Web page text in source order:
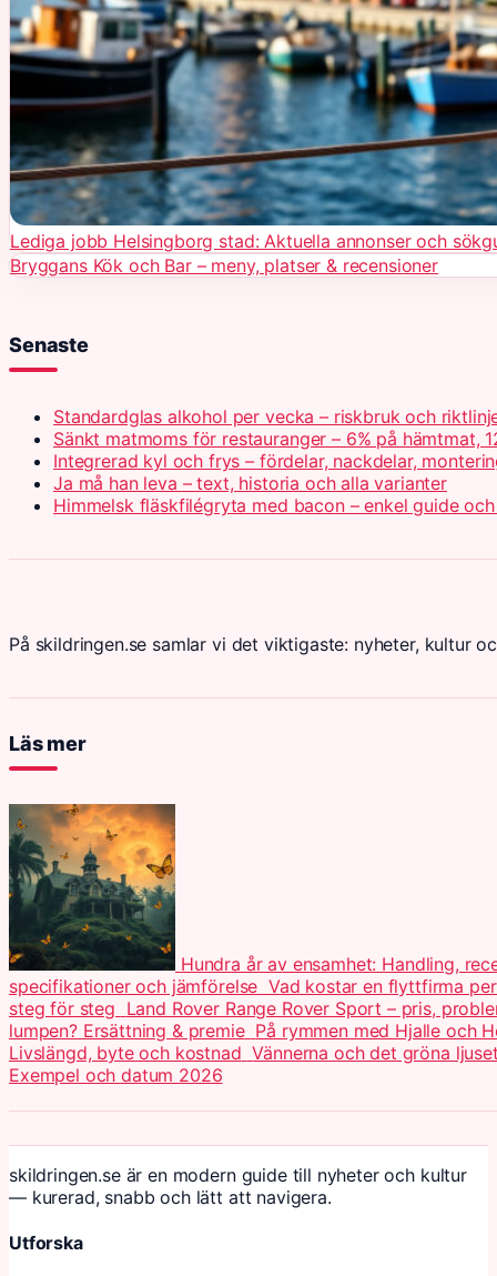
Lediga jobb Helsingborg stad: Aktuella annonser och
Bryggans Kök och Bar – meny, platser & recensioner
Senaste
Standardglas alkohol per vecka – riskbruk och
Sänkt matmoms för restauranger – 6% på hämtmat,
Integrerad kyl och frys – fördelar, nackdelar,
Ja må han leva – text, historia och alla varianter
Himmelsk fläskfilégryta med bacon – enkel guide
På skildringen.se samlar vi det viktigaste: nyheter, kultur
Läs mer
Hundra år av ensamhet: Handling,
specifikationer och jämförelse Vad kostar en flyttfirma
steg för steg Land Rover Range Rover Sport – pris,
lumpen? Ersättning & premie På rymmen med Hjalle och
Livslängd, byte och kostnad Vännerna och det gröna
Exempel och datum 2026
skildringen.se är en modern guide till nyheter och kultur
— kurerad, snabb och lätt att navigera.
Utforska